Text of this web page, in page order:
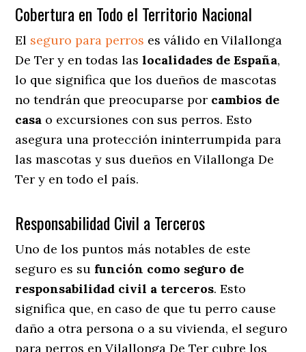
Cobertura en Todo el Territorio Nacional
El seguro para perros es válido en Vilallonga
De Ter y en todas laslocalidades de España,
lo que significa que los dueños de mascotas
no tendrán que preocuparse por cambios de
casa o excursiones con sus perros. Esto
asegura una protección ininterrumpida para
las mascotas y sus dueños en Vilallonga De
Ter y en todo el país.
Responsabilidad Civil a Terceros
Uno de los puntos más notables de este
seguro es su función como seguro de
responsabilidad civil a terceros. Esto
significa que, en caso de que tu perro cause
daño a otra persona o a su vivienda, el seguro
para perros en Vilallonga De Ter cubre los